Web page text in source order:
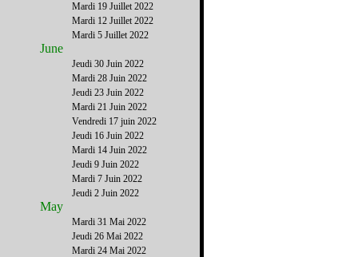
Mardi 19 Juillet 2022
Mardi 12 Juillet 2022
Mardi 5 Juillet 2022
June
Jeudi 30 Juin 2022
Mardi 28 Juin 2022
Jeudi 23 Juin 2022
Mardi 21 Juin 2022
Vendredi 17 juin 2022
Jeudi 16 Juin 2022
Mardi 14 Juin 2022
Jeudi 9 Juin 2022
Mardi 7 Juin 2022
Jeudi 2 Juin 2022
May
Mardi 31 Mai 2022
Jeudi 26 Mai 2022
Mardi 24 Mai 2022